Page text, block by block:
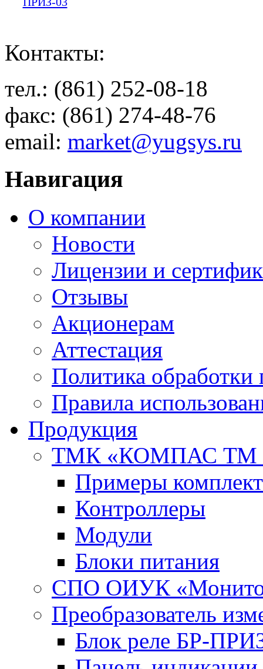
Контакты:
тел.: (861) 252-08-18
факс: (861) 274-48-76
email: market@yugsys.ru
Навигация
О компании
Новости
Лицензии и
Отзывы
Акционерам
Аттестация
Политика
Правила
Продукция
ТМК «КОМПАС ТМ
Примеры
Контроллеры
Модули
Блоки питания
СПО ОИУК
Преобразователь
Блок реле БР-